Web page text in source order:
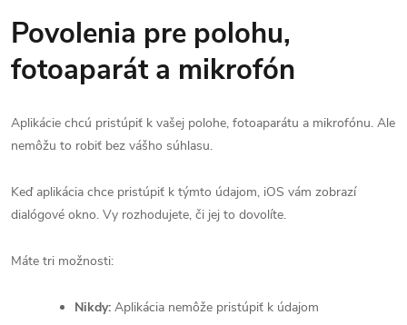
Povolenia pre polohu,
fotoaparát a mikrofón
Aplikácie chcú pristúpiť k vašej polohe, fotoaparátu a mikrofónu. Ale
nemôžu to robiť bez vášho súhlasu.
Keď aplikácia chce pristúpiť k týmto údajom, iOS vám zobrazí
dialógové okno. Vy rozhodujete, či jej to dovolíte.
Máte tri možnosti:
Nikdy: Aplikácia nemôže pristúpiť k údajom